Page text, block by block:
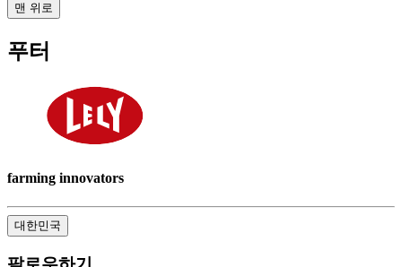
맨 위로
푸터
farming innovators
대한민국